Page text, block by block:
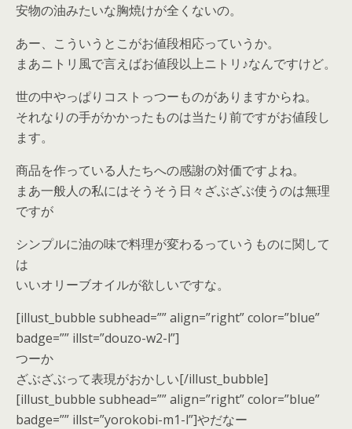
安物の油みたいな胸焼けが全くないの。
あー、こういうとこがお値段相応っていうか。
まあニトリ風で言えばお値段以上ニトリ♪なんですけど。
世の中やっぱりコストっつーものがありますからね。
それなりの手がかかったものは当たり前ですがお値段し
ます。
商品を作っている人たちへの感謝の対価ですよね。
まあ一般人の私にはそうそう日々ざぶざぶ使うのは無理
ですが
シンプルに油の味で料理が変わるっていうものに関して
は
いいオリーブオイルが欲しいですな。
[illust_bubble subhead=”” align=”right” color=”blue”
badge=”” illst=”douzo-w2-l”]
つーか
ざぶざぶって表現がおかしい[/illust_bubble]
[illust_bubble subhead=”” align=”right” color=”blue”
badge=”” illst=”yorokobi-m1-l”]やだなー